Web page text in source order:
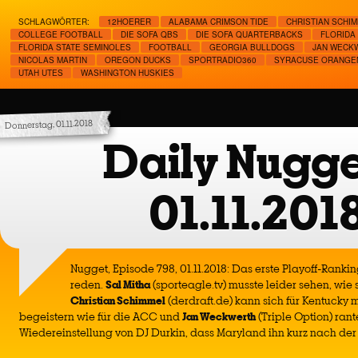
SCHLAGWÖRTER: 12HOERER ALABAMA CRIMSON TIDE
CHRISTIAN
COLLEGE FOOTBALL
DIE SOFA QBS DIE SOFA QUARTERBACKS
FLORIDA STATE SEMINOLES
FOOTBALL GEORGIA BULLDOGS
JAN
NICOLAS MARTIN
OREGON DUCKS SPORTRADIO360
SYRACUSE
UTAH UTES
WASHINGTON HUSKIES
Donnerstag, 01.11.2018
Daily
Nugget, Episode 798, 01.11.2018: Das erste Playoff-
reden.Sal Mitha(sporteagle.tv) musste leider sehen, wie
Christian Schimmel(derdraft.de) kann sich für Kentucky
begeistern wie für die ACC undJan Weckwerth(Triple Option)
Wiedereinstellung von DJ Durkin, dass Maryland ihn kurz nach